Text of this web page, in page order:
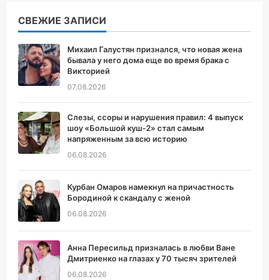
СВЕЖИЕ ЗАПИСИ
Михаил Галустян признался, что новая жена
бывала у него дома еще во время брака с
Викторией
07.08.2026
Слезы, ссоры и нарушения правил: 4 выпуск
шоу «Большой куш-2» стал самым
напряженным за всю историю
06.08.2026
Курбан Омаров намекнул на причастность
Бородиной к скандалу с женой
06.08.2026
Анна Пересильд призналась в любви Ване
Дмитриенко на глазах у 70 тысяч зрителей
06.08.2026